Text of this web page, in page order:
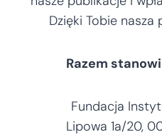
Dzięki Tobie
Razem
Fundacja
Lipowa 1a/20,